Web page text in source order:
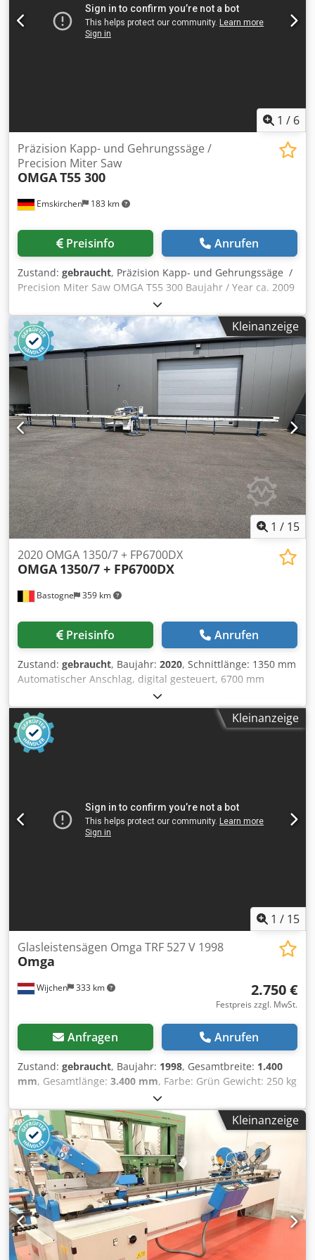
1 / 6
Emskirchen 183 km
Präzision Kapp- und Gehrungssäge /
Precision Miter Saw
OMGAT55 300
Preisinfo Anrufen
Zustand: gebraucht, Präzision Kapp- und Gehrungssäge /
Precision Miter Saw OMGA T55 300 Baujahr / Year ca. 2009
mit Absaugung / with suction Sägeblattdurchmesser / Saw
blade Diameter 300mm Schnittbreite / Cutting width max.
90° 135 mm Schnittbreite / Cutting width max. auf 45° 90
mm Schnitthöhe / Cutting high max. 98 mm Festpunkte
bei / Fixed Points on a 45°- 30° - 22°30' - 15° - 10° rechts
und links Sehr guter Zustand / Very good condition Codpfx
Adsxvh E Roksha Verstellbare Präzisionskapp- und
Gehrungssäge mit Drehtisch, selbstzentrierender
Blockierung in den Hauptwinkeln 45°, 30°, 22°30’, 15°, 10°
und 0° rechts und links, manueller Blockierung der
Zwischenwinkel, Winkelablesung von Gradskala. Online-
Video-Inspection by WhatsApp - MS Zoom - Telegram On
Stock Emskirchen/Nürnberg - Available Immediately - Can
be test
Kleinanzeige
1 / 15
Bastogne 359 km
2020 OMGA 1350/7 + FP6700DX
OMGA 1350/7 + FP6700DX
Preisinfo Anrufen
Zustand: gebraucht, Baujahr: 2020, Schnittlänge: 1350 mm
Automatischer Anschlag, digital gesteuert, 6700 mm
Chsdpfx Ajzmmdyjdkja Maximale
Vorschubgeschwindigkeit: 60 m/min
Kleinanzeige
1 / 15
Wijchen 333 km
Glasleistensägen Omga TRF 527 V 1998
Omga
2.750 €
Festpreis zzgl. MwSt.
Anfragen Anrufen
Zustand: gebraucht, Baujahr: 1998, Gesamtbreite: 1.400
mm, Gesamtlänge: 3.400 mm, Farbe: Grün Gewicht: 250 kg
Abmessungen (L x B x H): 340 x 140 x 150 cm - Baujahr:
1998 - Dokumentation verfügbar: Nein - CE-Zertifikat
vorhanden: Nein - Seriennummer: - Anzahl der
Sägeaggregate [Stk.]: 2 - Max. Schnittbreite [mm]: 55 - Max.
Schnitthöhe [mm]: 110 - Bohrung Sägeblattdurchmesser
[mm]: 30 - Min. Sägeblattdurchmesser [mm]: 215 - Max.
Sägeblattdurchmesser [mm]: 220 - Anzahl pneumatischer
Klemmen: 2 - Optionen: Digitale Anzeige, Schwenkbares
Sägeaggregat - Min. neigbar [°]: 0 - Max. neigbar [°]: 45 -
Spannung [V]: 400 - Stromverbrauch [A]: 4 - Sicherung [A]:
16 - Leistung [kW]: 2.4 - Transportmaße: 3400mm x
Kleinanzeige